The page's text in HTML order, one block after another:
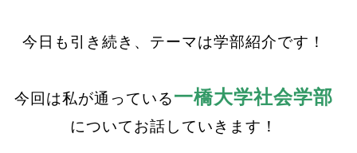
今日も引き続き、テーマは学部紹介です！
今回は私が通っている一橋大学社会学部
についてお話していきます！